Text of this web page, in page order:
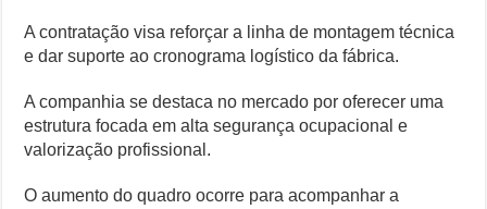
A contratação visa reforçar a linha de montagem técnica
e dar suporte ao cronograma logístico da fábrica.
A companhia se destaca no mercado por oferecer uma
estrutura focada em alta segurança ocupacional e
valorização profissional.
O aumento do quadro ocorre para acompanhar a